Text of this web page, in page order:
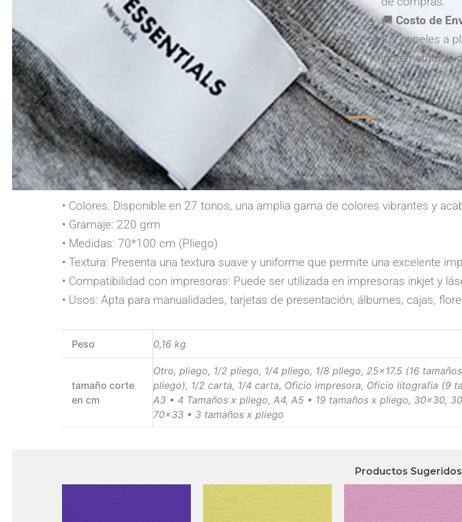
🚚Costo de
tus papeles a
incrementarse
final.
• Colores: Disponible en 27 tonos, una amplia gama de colores vibrantes y
• Gramaje: 220 grm
• Medidas: 70*100 cm (Pliego)
• Textura: Presenta una textura suave y uniforme que permite una excelente
• Compatibilidad con impresoras: Puede ser utilizada en impresoras inkjet y
• Usos: Apta para manualidades, tarjetas de presentación, álbumes, cajas,
Peso 0,16 kg
tamaño corte
en cm
Otro, pliego, 1/2 pliego, 1/4 pliego, 1/8 pliego, 25×17.5 (16
pliego), 1/2 carta, 1/4 carta, Oficio impresora, Oficio litografia (9
A3 • 4 Tamaños x pliego, A4, A5 • 19 tamaños x pliego, 30×30,
70×33 • 3 tamaños x pliego
Productos Sugeridos